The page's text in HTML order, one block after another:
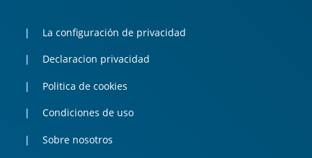
La configuración de privacidad
Declaracion privacidad
Politica de cookies
Condiciones de uso
Sobre nosotros